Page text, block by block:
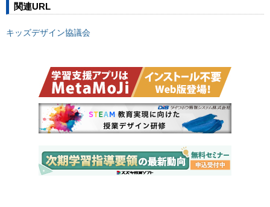
関連URL
キッズデザイン協議会